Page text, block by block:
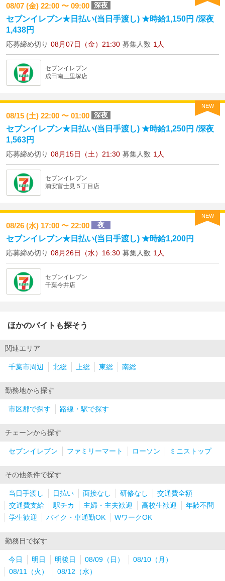
08/07 (金) 22:00 〜 09:00 深夜
セブンイレブン★日払い(当日手渡し) ★時給1,150円 /深夜
1,438円
応募締め切り 08月07日（金）21:30 募集人数 1人
セブンイレブン
成田南三里塚店
NEW
08/15 (土) 22:00 〜 01:00 深夜
セブンイレブン★日払い(当日手渡し) ★時給1,250円 /深夜
1,563円
応募締め切り 08月15日（土）21:30 募集人数 1人
セブンイレブン
浦安富士見５丁目店
NEW
08/26 (水) 17:00 〜 22:00 夜
セブンイレブン★日払い(当日手渡し) ★時給1,200円
応募締め切り 08月26日（水）16:30 募集人数 1人
セブンイレブン
千葉今井店
ほかのバイトも探そう
関連エリア
千葉市周辺 北総 上総 東総 南総
勤務地から探す
市区郡で探す 路線・駅で探す
チェーンから探す
セブンイレブン ファミリーマート ローソン ミニストップ
その他条件で探す
当日手渡し 日払い 面接なし 研修なし
交通費全額
交通費支給
駅チカ 主婦・主夫歓迎 高校生歓迎
年齢不問
学生歓迎
バイク・車通勤OK WワークOK
勤務日で探す
今日 明日 明後日 08/09（日）
08/10（月）
08/11（火）
08/12（水）